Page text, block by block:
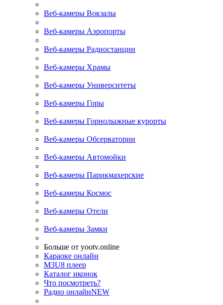
Веб-камеры Вокзалы
Веб-камеры Аэропорты
Веб-камеры Радиостанции
Веб-камеры Храмы
Веб-камеры Университеты
Веб-камеры Горы
Веб-камеры Горнолыжные курорты
Веб-камеры Обсерватории
Веб-камеры Автомойки
Веб-камеры Парикмахерские
Веб-камеры Космос
Веб-камеры Отели
Веб-камеры Замки
Больше от yootv.online
Караоке онлайн
M3U8 плеер
Каталог иконок
Что посмотреть?
Радио онлайнNEW